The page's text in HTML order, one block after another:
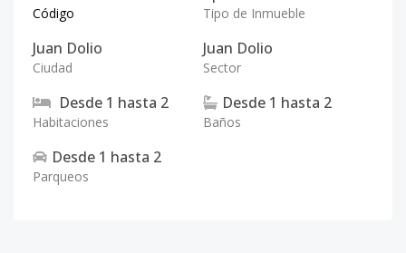
Código Tipo de Inmueble
Juan Dolio
Ciudad
Juan Dolio
Sector
Desde 1 hasta 2
Habitaciones
Desde 1 hasta 2
Baños
Desde 1 hasta 2
Parqueos